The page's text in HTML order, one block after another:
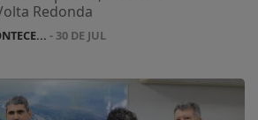
Redonda
- 30 DE JUL